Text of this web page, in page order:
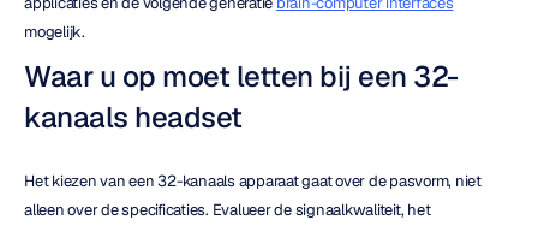
mogelijk.
Waar u op moet letten bij een 32-
kanaals headset
Het kiezen van een 32-kanaals apparaat gaat over de pasvorm, niet
alleen over de specificaties. Evalueer de signaalkwaliteit, het